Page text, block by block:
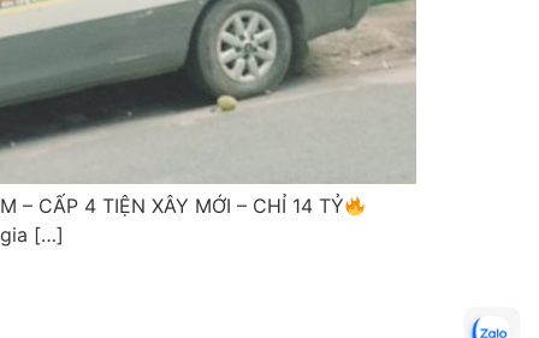
– CẤP 4 TIỆN XÂY MỚI – CHỈ 14 TỶ
gia […]